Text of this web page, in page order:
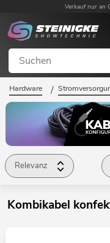
Verkauf nur an
Hardware /
Relevanz
Kombikabel